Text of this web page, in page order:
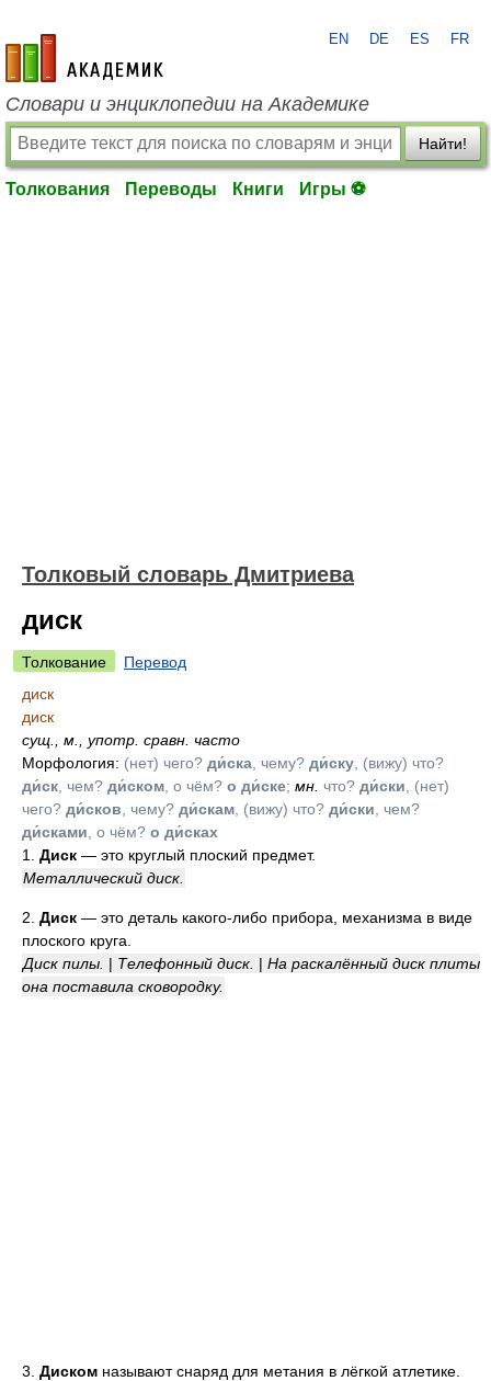
academic.ru
EN DE ES FR
Словари и энциклопедии на Академике
Найти!
Толкования Переводы Книги Игры ⚽
Толковый словарь Дмитриева
диск
Толкование
Перевод
диск
диск
сущ.
м.
употр. сравн. часто
Морфология: (нет) чего? ди́ска , чему? ди́ску , (вижу) что?
ди́ск , чем? ди́ском , о чём? о ди́ске; мн. что? ди́ски , (нет)
чего? ди́сков , чему? ди́скам , (вижу) что? ди́ски , чем?
ди́сками , о чём? о ди́сках
1. Диск — это круглый плоский предмет.
Металлический диск.
2. Диск — это деталь какого-либо прибора, механизма в виде
плоского круга.
Диск пилы. | Телефонный диск. | На раскалённый диск плиты
она поставила сковородку.
3. Диском называют снаряд для метания в лёгкой атлетике.